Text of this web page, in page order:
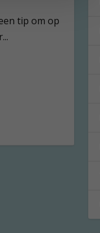
tip om op